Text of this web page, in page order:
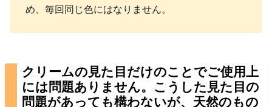
め、毎回同じ色にはなりません。
クリームの見た目だけのことでご使用上
には問題ありません。こうした見た目の
問題があっても構わないが、天然のもの